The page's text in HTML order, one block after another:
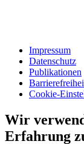
Impressum
Datenschutz
Publikationen
Cookie-
Wir
Erfahrung